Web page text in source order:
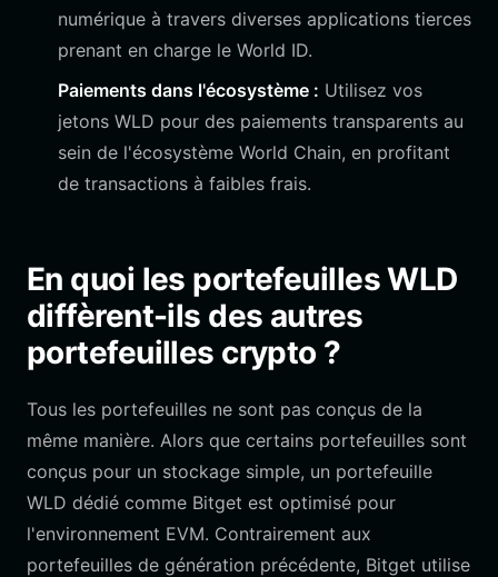
numérique à travers diverses applications tierces
prenant en charge le World ID.
Paiements dans l'écosystème : Utilisez vos
jetons WLD pour des paiements transparents au
sein de l'écosystème World Chain, en profitant
de transactions à faibles frais.
En quoi les portefeuilles WLD
diffèrent-ils des autres
portefeuilles crypto ?
Tous les portefeuilles ne sont pas conçus de la
même manière. Alors que certains portefeuilles sont
conçus pour un stockage simple, un portefeuille
WLD dédié comme Bitget est optimisé pour
l'environnement EVM. Contrairement aux
portefeuilles de génération précédente, Bitget utilise